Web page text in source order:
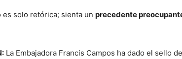
solo retórica; sienta un precedente
La Embajadora Francis Campos ha dado el sello